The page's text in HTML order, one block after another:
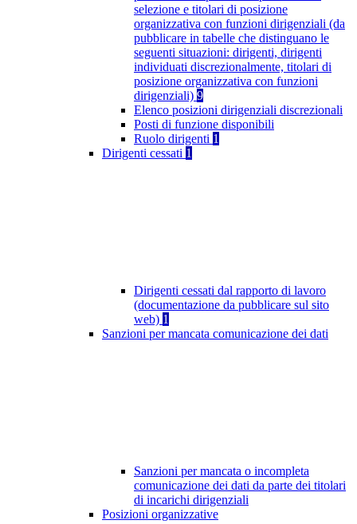
selezione e titolari di posizione
organizzativa con funzioni dirigenziali (da
pubblicare in tabelle che distinguano le
seguenti situazioni: dirigenti, dirigenti
individuati discrezionalmente, titolari di
posizione organizzativa con funzioni
dirigenziali) 9
Elenco posizioni dirigenziali discrezionali
Posti di funzione disponibili
Ruolo dirigenti 1
Dirigenti cessati 1
Dirigenti cessati dal rapporto di lavoro
(documentazione da pubblicare sul sito
web) 1
Sanzioni per mancata comunicazione dei dati
Sanzioni per mancata o incompleta
comunicazione dei dati da parte dei titolari
di incarichi dirigenziali
Posizioni organizzative